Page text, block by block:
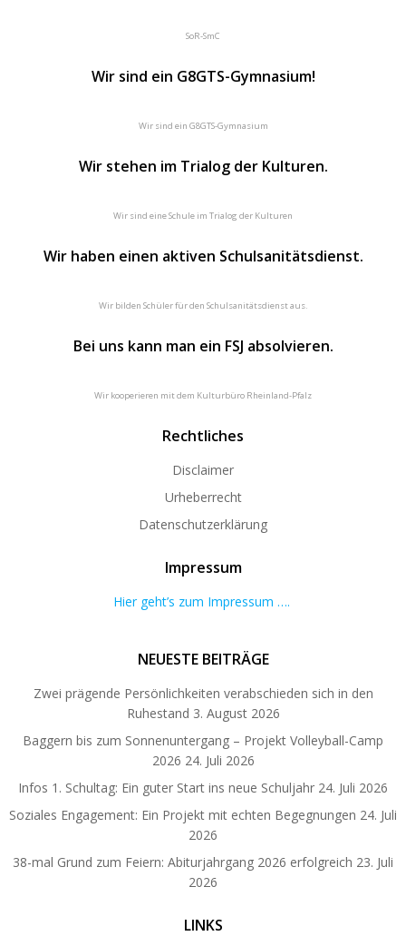
SoR-SmC
Wir sind ein G8GTS-Gymnasium!
Wir sind ein G8GTS-Gymnasium
Wir stehen im Trialog der Kulturen.
Wir sind eine Schule im Trialog der Kulturen
Wir haben einen aktiven Schulsanitätsdienst.
Wir bilden Schüler für den Schulsanitätsdienst aus.
Bei uns kann man ein FSJ absolvieren.
Wir kooperieren mit dem Kulturbüro Rheinland-Pfalz
Rechtliches
Disclaimer
Urheberrecht
Datenschutzerklärung
Impressum
Hier geht’s zum Impressum ….
NEUESTE BEITRÄGE
Zwei prägende Persönlichkeiten verabschieden sich in den
Ruhestand 3. August 2026
Baggern bis zum Sonnenuntergang – Projekt Volleyball-Camp
2026 24. Juli 2026
Infos 1. Schultag: Ein guter Start ins neue Schuljahr 24. Juli 2026
Soziales Engagement: Ein Projekt mit echten Begegnungen 24. Juli
2026
38-mal Grund zum Feiern: Abiturjahrgang 2026 erfolgreich 23. Juli
2026
LINKS